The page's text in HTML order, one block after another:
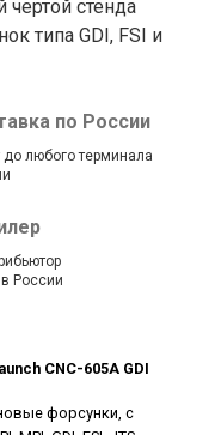
чертой стенда
типа GDI, FSI и
по России
любого терминала
России
CNC-605A GDI
форсунки, с